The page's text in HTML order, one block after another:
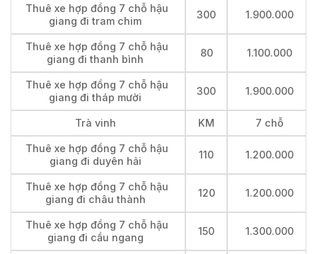
Thuê xe hợp đồng 7 chỗ hậu
giang đi tram chim
300 1.900.000
Thuê xe hợp đồng 7 chỗ hậu
giang đi thanh bình
80 1.100.000
Thuê xe hợp đồng 7 chỗ hậu
giang đi tháp mười
300 1.900.000
Trà vinh KM 7 chỗ
Thuê xe hợp đồng 7 chỗ hậu
giang đi duyên hải
110 1.200.000
Thuê xe hợp đồng 7 chỗ hậu
giang đi châu thành
120 1.200.000
Thuê xe hợp đồng 7 chỗ hậu
giang đi cầu ngang
150 1.300.000